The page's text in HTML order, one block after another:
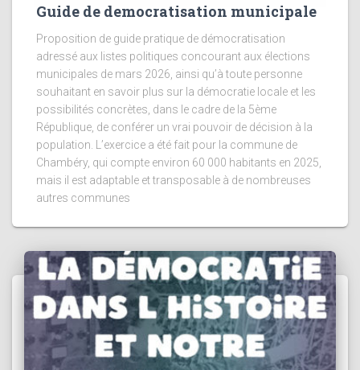
Guide de democratisation municipale
Proposition de guide pratique de démocratisation
adressé aux listes politiques concourant aux élections
municipales de mars 2026, ainsi qu’à toute personne
souhaitant en savoir plus sur la démocratie locale et les
possibilités concrètes, dans le cadre de la 5ème
République, de conférer un vrai pouvoir de décision à la
population. L’exercice a été fait pour la commune de
Chambéry, qui compte environ 60 000 habitants en 2025,
mais il est adaptable et transposable à de nombreuses
autres communes